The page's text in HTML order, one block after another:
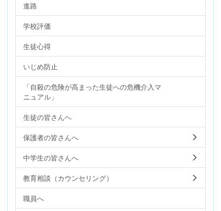
進路
学校評価
生徒心得
いじめ防止
「自殺の危険が高まった生徒への危機介入マ
ニュアル」
生徒の皆さんへ
保護者の皆さんへ
中学生の皆さんへ
教育相談（カウンセリング）
職員へ